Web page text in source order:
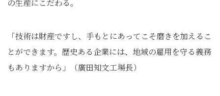
の生産にこだわる。
「技術は財産ですし、手もとにあってこそ磨きを加えるこ
とができます。歴史ある企業には、地域の雇用を守る義務
もありますから」（廣田知文工場長）